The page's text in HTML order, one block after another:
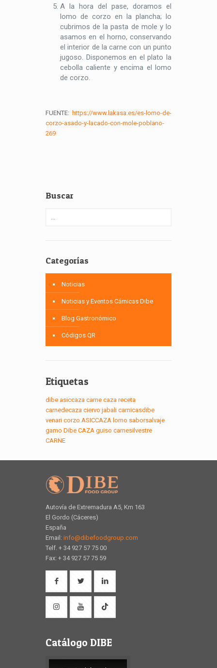
A la hora del pase, doramos el
lomo de corzo en la plancha; lo
cubrimos de la pasta de mole y lo
asamos en el horno, conservando
el interior de la carne con un punto
jugoso. Disponemos en el plato la
cebolla caliente y encima el lomo
de corzo.
FUENTE: https://www.lakasa.es/es-lomo-de-
corzo-asado-y-lacado-con-mole-poblano-
269
Buscar
Categorías
Noticias
Noticias y Eventos Cárnicas Dibe
Blog Gastronómico
Códigos QR
Etiquetas
dibe asiccaza carne caza receta
carnedecaza ciervo jabali carnicasdibe
venari corzo ASICCAZA lomo saborsalvaje
gamo Dibe CAZA guiso carnesilvestre
CARNE
Autovía de Extremadura A5, Km 163
El Gordo (Cáceres)
España
Email: info@dibefoodgroup.com
Telf. + 34 927 57 75 00
Fax: + 34 927 57 75 59
Catálogo DIBE